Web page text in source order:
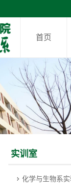
首页
实训室
化学与生物系